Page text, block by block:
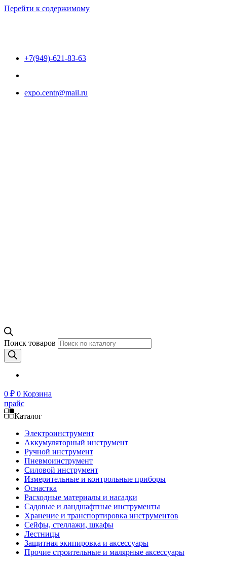
Перейти к содержимому
+7(949)-621-83-63
expo.centr@mail.ru
Поиск товаров
0 ₽ 0 Корзина
прайс
Каталог
Электроинструмент
Аккумуляторный инструмент
Ручной инструмент
Пневмоинструмент
Силовой инструмент
Измерительные и контрольные приборы
Оснастка
Расходные материалы и насадки
Садовые и ландшафтные инструменты
Хранение и транспортировка инструментов
Сейфы, стеллажи, шкафы
Лестницы
Защитная экипировка и аксессуары
Прочие строительные и малярные аксессуары